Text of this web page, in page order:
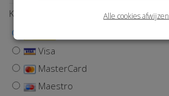
Kies een betaalmethode
Visa
MasterCard
Maestro
Alle cookies afwijzen